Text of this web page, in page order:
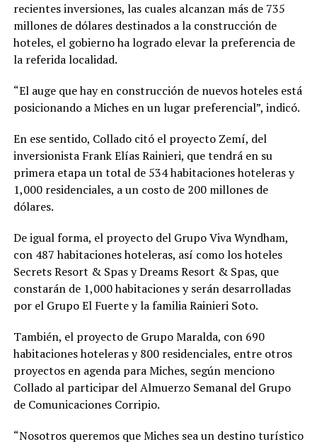
recientes inversiones, las cuales alcanzan más de 735
millones de dólares destinados a la construcción de
hoteles, el gobierno ha logrado elevar la preferencia de
la referida localidad.
“El auge que hay en construcción de nuevos hoteles está
posicionando a Miches en un lugar preferencial”, indicó.
En ese sentido, Collado citó el proyecto Zemí, del
inversionista Frank Elías Rainieri, que tendrá en su
primera etapa un total de 534 habitaciones hoteleras y
1,000 residenciales, a un costo de 200 millones de
dólares.
De igual forma, el proyecto del Grupo Viva Wyndham,
con 487 habitaciones hoteleras, así como los hoteles
Secrets Resort & Spas y Dreams Resort & Spas, que
constarán de 1,000 habitaciones y serán desarrolladas
por el Grupo El Fuerte y la familia Rainieri Soto.
También, el proyecto de Grupo Maralda, con 690
habitaciones hoteleras y 800 residenciales, entre otros
proyectos en agenda para Miches, según menciono
Collado al participar del Almuerzo Semanal del Grupo
de Comunicaciones Corripio.
“Nosotros queremos que Miches sea un destino turístico